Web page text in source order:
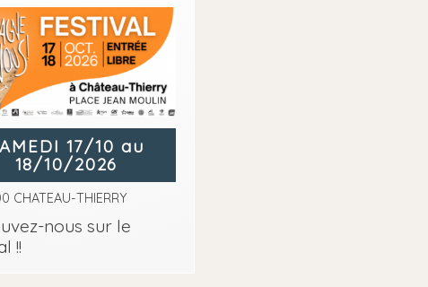
17/10 au
18/10/2026
CHATEAU-THIERRY
nous sur le
!!